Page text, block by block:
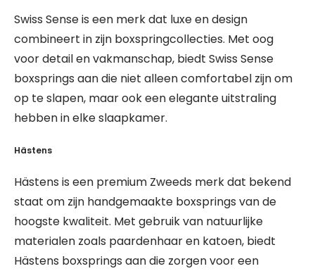
Swiss Sense is een merk dat luxe en design
combineert in zijn boxspringcollecties. Met oog
voor detail en vakmanschap, biedt Swiss Sense
boxsprings aan die niet alleen comfortabel zijn om
op te slapen, maar ook een elegante uitstraling
hebben in elke slaapkamer.
Hästens
Hästens is een premium Zweeds merk dat bekend
staat om zijn handgemaakte boxsprings van de
hoogste kwaliteit. Met gebruik van natuurlijke
materialen zoals paardenhaar en katoen, biedt
Hästens boxsprings aan die zorgen voor een